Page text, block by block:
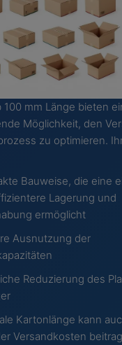
100 mm Länge bieten
Möglichkeit, den
zu optimieren.
Bauweise, die eine
Lagerung und
ermöglicht
Ausnutzung der
Reduzierung des
Kartonlänge kann
Versandkosten